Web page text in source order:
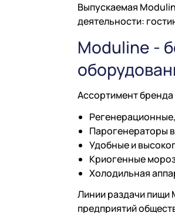
Выпускаемая
деятельности:
Moduline -
Ассортимент
Парогенераторы
Удобные и
Криогенные
Холодильная
Линии раздачи пищи
предприятий